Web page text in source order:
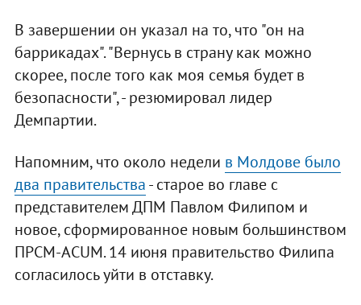
В завершении он указал на то, что "он на
баррикадах". "Вернусь в страну как можно
скорее, после того как моя семья будет в
безопасности", - резюмировал лидер
Демпартии.
Напомним, что около недели в Молдове было
два правительства- старое во главе с
представителем ДПМ Павлом Филипом и
новое, сформированное новым большинством
ПРСМ-ACUM. 14 июня правительство Филипа
согласилось уйти в отставку.